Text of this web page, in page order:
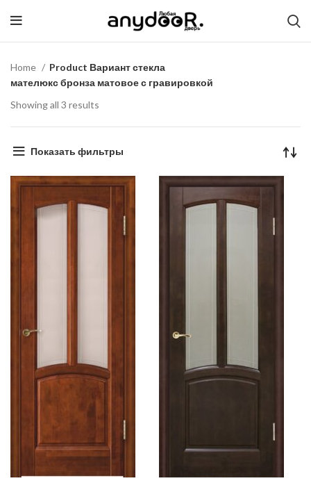
Home
Product Вариант стекла
мателюкс бронза матовое с гравировкой
Showing all 3 results
Показать фильтры